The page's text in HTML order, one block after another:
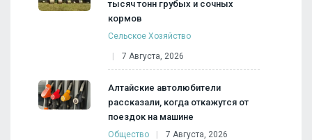
тысяч тонн грубых и сочных
кормов
Сельское Хозяйство
7 Августа, 2026
Алтайские автолюбители
рассказали, когда откажутся от
поездок на машине
Общество 7 Августа, 2026